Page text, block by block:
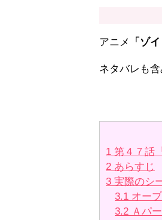
アニメ 「ゾ
ネタバレも含
1 第４７話
2 あらすじ
3 実際のシ
3.1 オー
3.2 Ａパ